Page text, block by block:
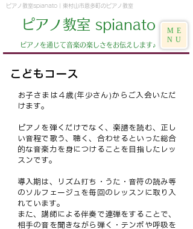
ピアノ教室spianato | 東村山市恩多町のピアノ教室
ピアノ教室 spianato
​ピアノを通じて音楽の楽しさをお伝えします♪
ME
NU
こどもコース
お子さまは４歳(年少さん)からご入会いただ
けます。
ピアノを弾くだけでなく、楽譜を読む、正し
い音程で歌う、聴く、合わせるといった総合
的な音楽力を身につけることを目指したレッ
スンです。
導入期は、リズム打ち・うた・音符の読み等
のソルフェージュを毎回のレッスンに取り入
れています。
また、講師による伴奏で連弾をすることで、
相手の音を聞きながら弾く・テンポや呼吸を